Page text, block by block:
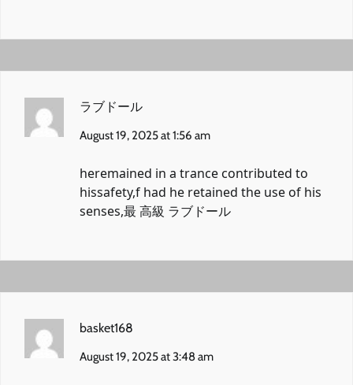
ラブドール
August 19, 2025 at 1:56 am
heremained in a trance contributed to
hissafety,f had he retained the use of his
senses,最 高級 ラブドール
basket168
August 19, 2025 at 3:48 am